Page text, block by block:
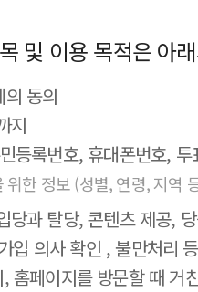
및 이용 목적은 아
의 동의
지
등록번호, 휴대폰번호,
한 정보 (성별, 연령, 지역
당과 탈당, 콘텐츠 제공,
입 의사 확인 , 불만처리
홈페이지를 방문할 때 거